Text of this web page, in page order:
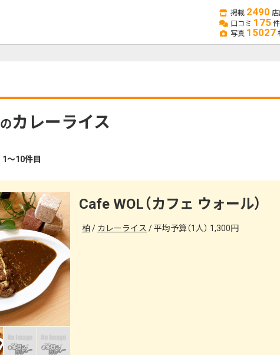
掲載 2490
口コミ 175 件
写真 15027
のカレーライス
1～10件目
Cafe WOL（カフェ ウォール）
柏 カレーライス 平均予算（1人） 1,300円